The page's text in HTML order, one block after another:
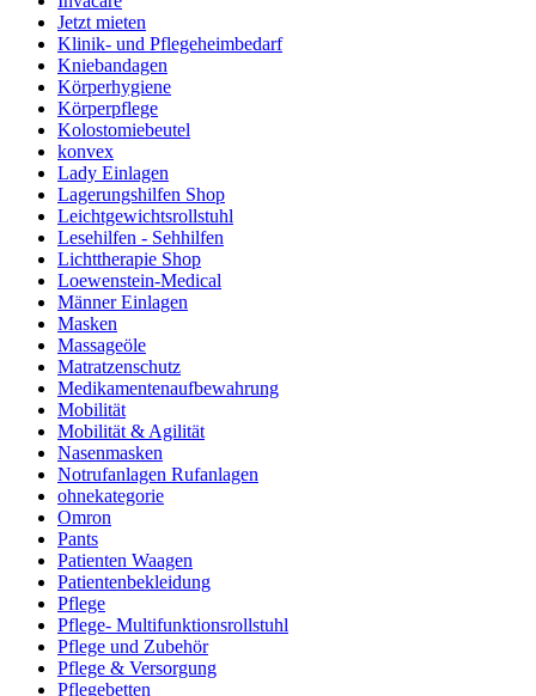
Jetzt mieten
Klinik- und Pflegeheimbedarf
Kniebandagen
Körperhygiene
Körperpflege
Kolostomiebeutel
konvex
Lady Einlagen
Lagerungshilfen Shop
Leichtgewichtsrollstuhl
Lesehilfen - Sehhilfen
Lichttherapie Shop
Loewenstein-Medical
Männer Einlagen
Masken
Massageöle
Matratzenschutz
Medikamentenaufbewahrung
Mobilität
Mobilität & Agilität
Nasenmasken
Notrufanlagen Rufanlagen
ohnekategorie
Omron
Pants
Patienten Waagen
Patientenbekleidung
Pflege
Pflege- Multifunktionsrollstuhl
Pflege und Zubehör
Pflege & Versorgung
Pflegebetten